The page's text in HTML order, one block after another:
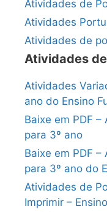
Atividades de
Atividades
Atividades de
Atividades
Atividades
ano do Ensino
Baixe em PDF
para 3º ano
Baixe em PDF
para 3º ano do
Atividades de
Imprimir –